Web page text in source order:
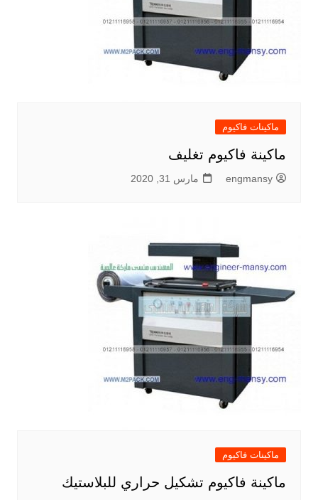
ماكينات فاكيوم
ماكينة فاكيوم تغليف
engmansy مارس 31, 2020
ماكينات فاكيوم
ماكينة فاكيوم تشكيل حراري للبلاستيك